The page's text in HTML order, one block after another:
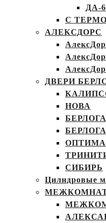
ДА-
С
АЛЕКСДОРС
ДВЕРИ
НОВА
БЕРЛОГА
ОПТИМА
СИБИРЬ
Цилндровые